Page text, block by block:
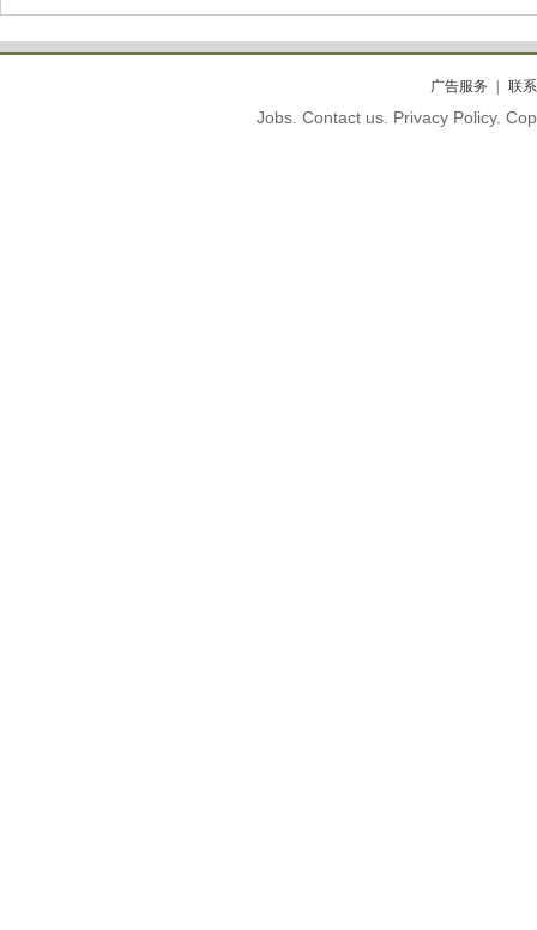
广告服务 联
Jobs. Contact us. Privacy Policy.